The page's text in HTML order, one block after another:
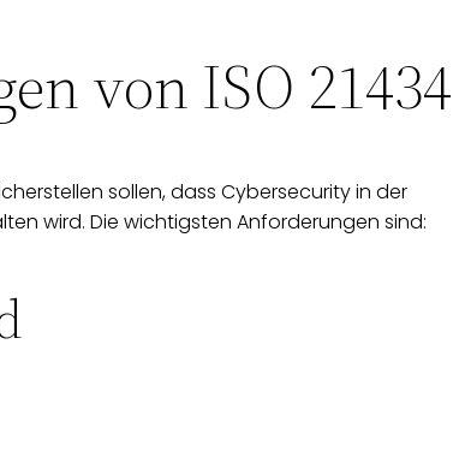
von ISO 21434
sollen, dass Cybersecurity in der
wird. Die wichtigsten Anforderungen sind: